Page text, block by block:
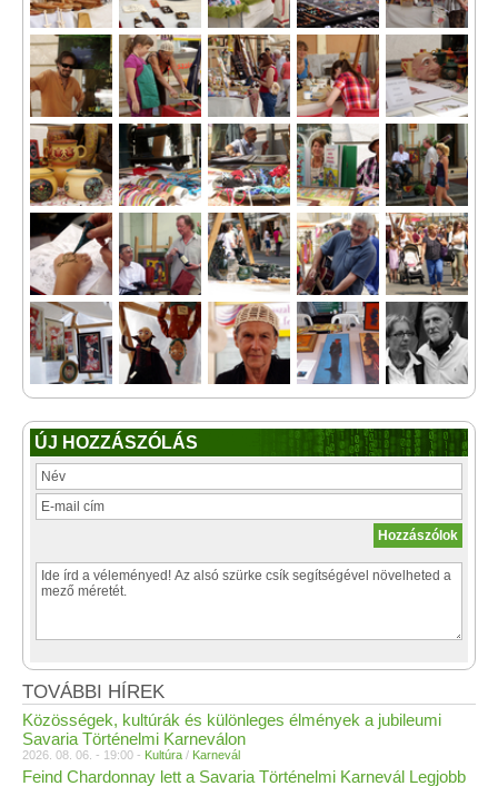
ÚJ HOZZÁSZÓLÁS
TOVÁBBI HÍREK
Közösségek, kultúrák és különleges élmények a jubileumi
Savaria Történelmi Karneválon
2026. 08. 06. - 19:00 - Kultúra / Karnevál
Feind Chardonnay lett a Savaria Történelmi Karnevál Legjobb